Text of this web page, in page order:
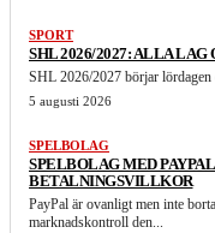
SPORT
SHL 2026/2027: ALLA
SHL 2026/2027 börjar
5 augusti 2026
SPELBOLAG
SPELBOLAG MED
BETALNINGSVILLKOR
PayPal är ovanligt men inte
marknadskontroll den...